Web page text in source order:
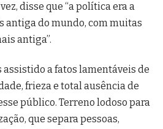
disse que “a política era a
antiga do mundo, com muitas
antiga”.
assistido a fatos lamentáveis de
frieza e total ausência de
público. Terreno lodoso para
que separa pessoas,